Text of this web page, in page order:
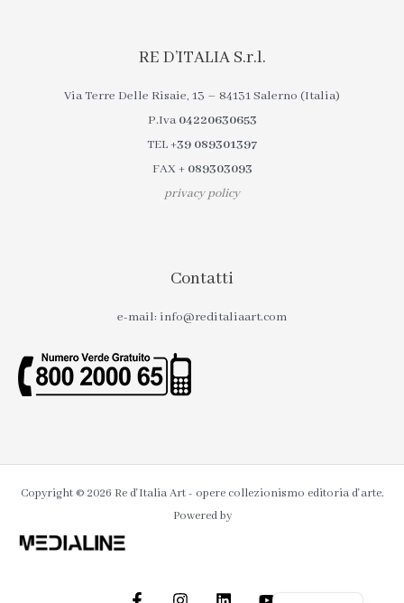
RE D’ITALIA S.r.l.
Via Terre Delle Risaie, 13 – 84131 Salerno (Italia)
P.Iva 04220630653
TEL+39 089301397
FAX+ 089303093
privacy policy
Contatti
e-mail: info@reditaliaart.com
Copyright © 2026 Re d'Italia Art - opere collezionismo editoria d'arte.
Powered by